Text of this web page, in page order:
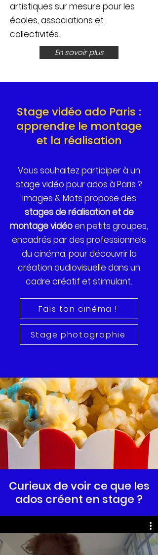
artistiques sur mesure pour les
écoles, associations et
collectivités.
En savoir plus
Stage vidéo ado Paris :
apprendre le montage
et la réalisation
Vous souhaitez participer à un
stage vidéo pour ados à Paris ?
Images & Mots propose des
stages de réalisation et de
montage vidéoen petits groupes,
encadrés par des professionnels
du cinéma, pour découvrir la
création audiovisuelle dans un
cadre créatif et stimulant.
Fais ton cinéma !
Stage photographie
Curieux de voir ce que les
ados créent en stage ?